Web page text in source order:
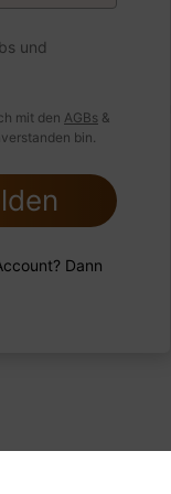
und
mit den AGBs &
bin.
Dann